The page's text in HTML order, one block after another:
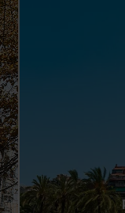
andando
menu nella parte